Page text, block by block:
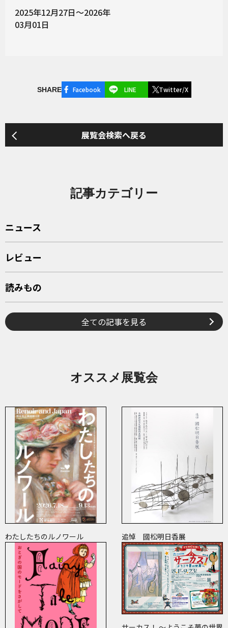
2025年12月27日～2026年
03月01日
SHARE Facebook LINE Twitter/X
展覧会検索へ戻る
記事カテゴリー
ニュース
レビュー
読みもの
全ての記事を見る
オススメ展覧会
わたしたちのルノワール 追悼 國松明日香展